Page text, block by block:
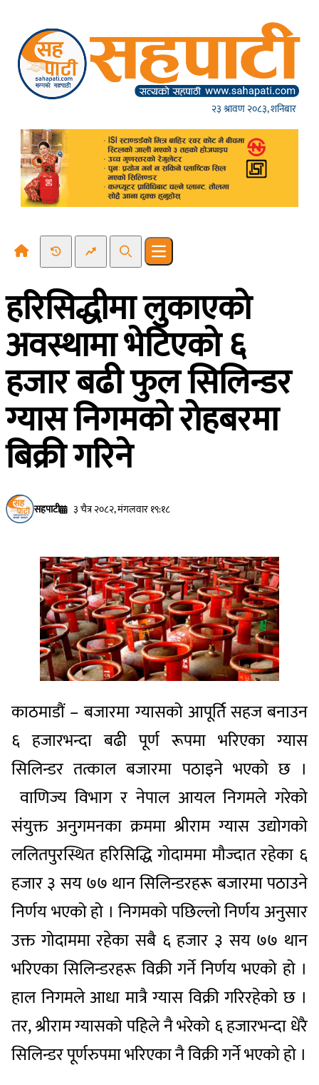
२३ श्रावण २०८३, शनिबार
Recent NewsTrending News
SearchOpen main menu
हरिसिद्धीमा लुकाएकाे
अवस्थामा भेटिएकाे ६
हजार बढी फुल सिलिन्डर
ग्यास निगमकाे राेहबरमा
बिक्री गरिने
सहपाटी ३ चैत्र २०८२, मंगलवार १९:१८
काठमाडौं – बजारमा ग्यासको आपूर्ति सहज बनाउन
६ हजारभन्दा बढी पूर्ण रूपमा भरिएका ग्यास
सिलिन्डर तत्काल बजारमा पठाइने भएको छ ।
वाणिज्य विभाग र नेपाल आयल निगमले गरेको
संयुक्त अनुगमनका क्रममा श्रीराम ग्यास उद्योगको
ललितपुरस्थित हरिसिद्धि गोदाममा मौज्दात रहेका ६
हजार ३ सय ७७ थान सिलिन्डरहरू बजारमा पठाउने
निर्णय भएको हो । निगमको पछिल्लो निर्णय अनुसार
उक्त गोदाममा रहेका सबै ६ हजार ३ सय ७७ थान
भरिएका सिलिन्डरहरू विक्री गर्ने निर्णय भएको हो ।
हाल निगमले आधा मात्रै ग्यास विक्री गरिरहेको छ ।
तर, श्रीराम ग्यासको पहिले नै भरेको ६ हजारभन्दा धेरै
सिलिन्डर पूर्णरुपमा भरिएका नै विक्री गर्ने भएको हो ।